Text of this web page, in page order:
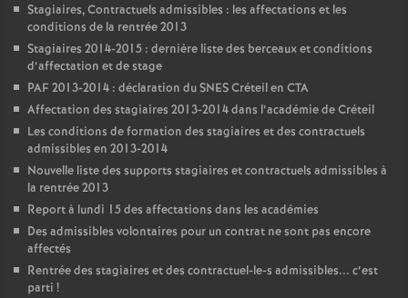
Stagiaires, Contractuels admissibles : les affectations et les
conditions de la rentrée 2013
Stagiaires 2014-2015 : dernière liste des berceaux et conditions
d’affectation et de stage
PAF2013-2014 : déclaration duSNESCréteil en CTA
Affectation des stagiaires 2013-2014 dans l’académie de Créteil
Les conditions de formation des stagiaires et des contractuels
admissibles en 2013-2014
Nouvelle liste des supports stagiaires et contractuels admissibles à
la rentrée 2013
Report à lundi 15 des affectations dans les académies
Des admissibles volontaires pour un contrat ne sont pas encore
affectés
Rentrée des stagiaires et des contractuel-le-s admissibles... c’est
parti !